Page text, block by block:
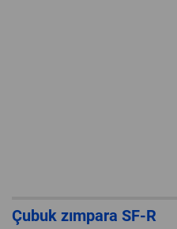
Çubuk zımpara SF-R